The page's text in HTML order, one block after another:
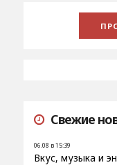
Свежие
06.08 в 15:39
Вкус, музыка и